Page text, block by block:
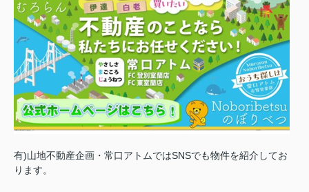
有)山地不動産企画・常口アトムではSNSでも物件を紹介してお
ります。